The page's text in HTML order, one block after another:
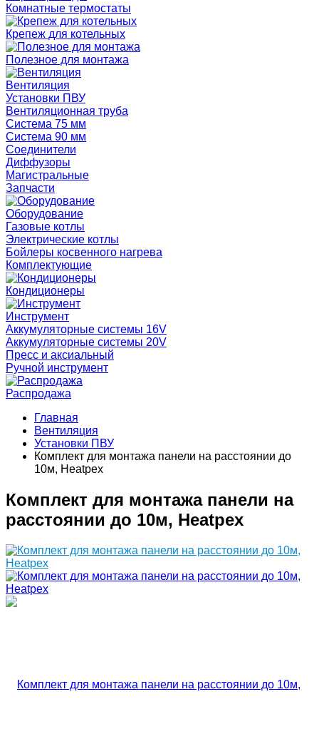
Комнатные термостаты
Крепеж для котельных
Полезное для монтажа
Вентиляция
Установки ПВУ
Вентиляционная труба
Система 75 мм
Система 90 мм
Соединители
Диффузоры
Магистральные
Запчасти
Оборудование
Газовые котлы
Электрические котлы
Бойлеры косвенного нагрева
Комплектующие
Кондиционеры
Инструмент
Аккумуляторные системы 16V
Аккумуляторные системы 20V
Пресс и аксиальный
Ручной инструмент
Распродажа
Главная
Вентиляция
Установки ПВУ
Комплект для монтажа панели на расстоянии до
10м, Heatpex
Комплект для монтажа панели на
расстоянии до 10м, Heatpex